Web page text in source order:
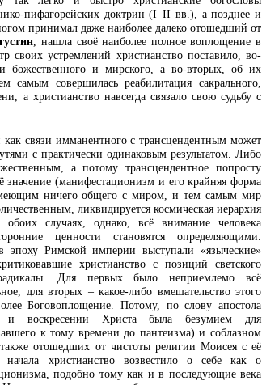
пифагорейских доктрин (I–II вв.), а позднее и
принимал даже наиболее далеко отошедший от
, нашла своё наиболее полное воплощение в
своих устремлений христианство поставило, во-
божественного и мирского, а во-вторых, об их
самым совершилась реабилитация сакрального,
а христианство навсегда связало свою судьбу с
связи имманентного с трансцендентным может
с практически одинаковым результатом. Либо
а потому трансцендентное попросту
значение (манифестационизм и его крайняя форма
ничего общего с миром, и тем самым мир
ликвидируется космическая иерархия
случаях, однако, всё внимание человека
ценности становятся определяющими.
эпоху Римской империи выступали «языческие»
христианство с позиций светского
Для первых было неприемлемо всё
для вторых – какое-либо вмешательство этого
Боговоплощение. Потому, по слову апостола
и воскресении Христа была безумием для
к тому времени до пантеизма) и соблазном
отошедших от чистоты религии Моисея с её
христианство возвестило о себе как о
подобно тому как и в последующие века